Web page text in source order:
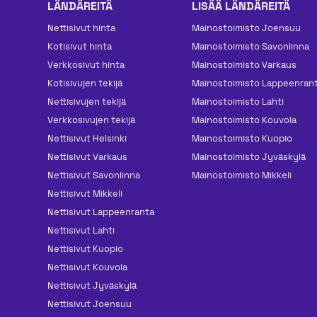
LÄNDÄREITÄ
Nettisivut hinta
Kotisivut hinta
Verkkosivut hinta
Kotisivujen tekijä
Nettisivujen tekijä
Verkkosivujen tekijä
Nettisivut Helsinki
Nettisivut Varkaus
Nettisivut Savonlinna
Nettisivut Mikkeli
Nettisivut Lappeenranta
Nettisivut Lahti
Nettisivut Kuopio
Nettisivut Kouvola
Nettisivut Jyväskylä
Nettisivut Joensuu
LISÄÄ LÄNDÄREITÄ
Mainos­toimisto Joensuu
Mainos­toimisto Savonlinna
Mainos­toimisto Varkaus
Mainos­toimisto
Mainos­toimisto Lahti
Mainos­toimisto Kouvola
Mainos­toimisto Kuopio
Mainos­toimisto Jyväskylä
Mainos­toimisto Mikkeli